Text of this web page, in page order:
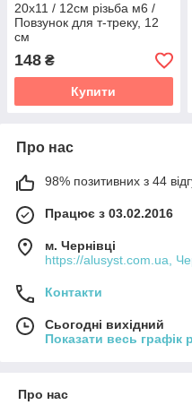
20х11 / 12см різьба м6 /
Повзунок для т-треку, 12
см
148 ₴
Купити
Про нас
98% позитивних з 44
Працює з 03.02.2016
м. Чернівці
https://alusyst.com.ua,
Контакти
Сьогодні вихідний
Показати весь графік
Про нас